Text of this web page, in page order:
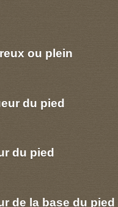
ou plein
du pied
du pied
de la base du pied